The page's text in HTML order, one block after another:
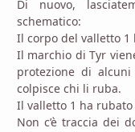
Di nuovo,
schematico:
Il corpo del valletto 1
Il marchio di Tyr
protezione di
colpisce chi li ruba.
Il valletto 1 ha
Non c’è traccia dei